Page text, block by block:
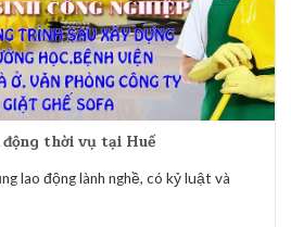
thời vụ tại Huế
lao động lành nghề, có kỷ luật và